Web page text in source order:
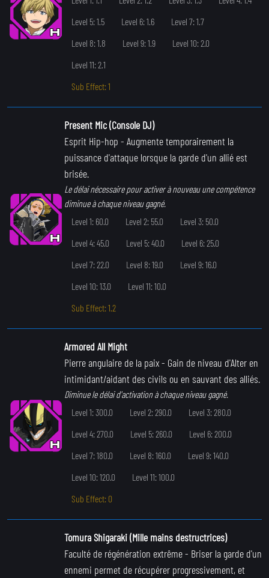
Level 5: 1.5
Level 6: 1.6
Level 7: 1.7
Level 8: 1.8
Level 9: 1.9
Level 10: 2.0
Level 11: 2.1
Sub Effect: 1
Present Mic (Console DJ)
Esprit Hip-hop - Augmente temporairement la
puissance d'attaque lorsque la garde d'un allié est
brisée.
Le délai nécessaire pour activer à nouveau une compétence
diminue à chaque niveau gagné.
Level 1: 60.0
Level 2: 55.0
Level 3: 50.0
Level 4: 45.0
Level 5: 40.0
Level 6: 25.0
Level 7: 22.0
Level 8: 19.0
Level 9: 16.0
Level 10: 13.0
Level 11: 10.0
Sub Effect: 1.2
Armored All Might
Pierre angulaire de la paix- Gain de niveau d'Alter en
intimidant/aidant des civils ou en sauvant des alliés.
Diminue le délai d'activation à chaque niveau gagné.
Level 1: 300.0
Level 2: 290.0
Level 3: 280.0
Level 4: 270.0
Level 5: 260.0
Level 6: 200.0
Level 7: 180.0
Level 8: 160.0
Level 9: 140.0
Level 10: 120.0
Level 11: 100.0
Sub Effect: 0
Tomura Shigaraki (Mille mains destructrices)
Faculté de régénération extrême- Briser la garde d'un
ennemi permet de récupérer progressivement, et